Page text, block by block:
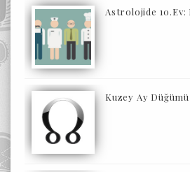
Astrolojide
Kuzey Ay